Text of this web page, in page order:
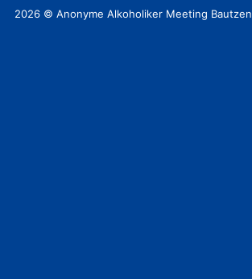
2026 © Anonyme Alkoholiker Meeting Bautzen